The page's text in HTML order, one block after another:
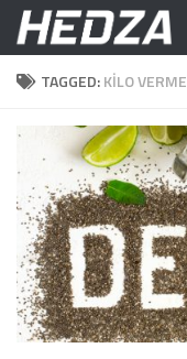
Skip to content
TAGGED:KILO VERME